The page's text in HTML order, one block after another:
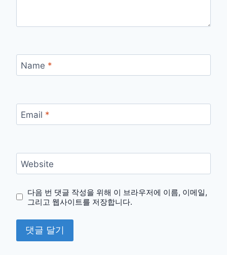
Name *
Email *
Website
다음 번 댓글 작성을 위해 이 브라우저에 이름, 이메일,
그리고 웹사이트를 저장합니다.